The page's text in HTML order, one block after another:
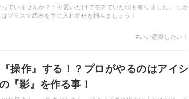
ていませんか？！可愛いだけでモテていた頃も有りました。 しか
プラスで武器を手に入れ幸せを掴みましょう！
#いい恋愛したい！
操作』する！？プロがやるのはアイシ
『影』を作る事！